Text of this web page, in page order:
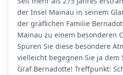
der Insel Mainau in seinem
der gräflichen Familie
Mainau zu einem besonderen
Spüren Sie diese besondere
vielleicht begegnen Sie ja dem
Graf Bernadotte! Treffpunkt: